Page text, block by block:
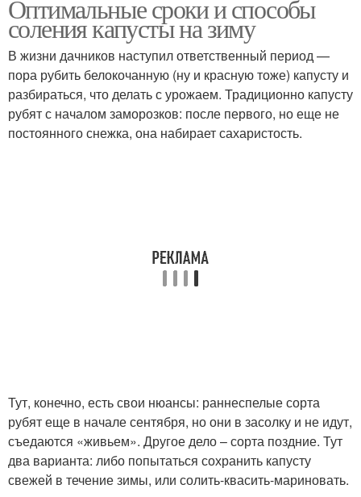
Капусты с сахаром Капусты без соли
Капуста без соли
Оптимальные сроки и способы
соления капусты на зиму
В жизни дачников наступил ответственный период —
пора рубить белокочанную (ну и красную тоже) капусту и
разбираться, что делать с урожаем. Традиционно капусту
рубят с началом заморозков: после первого, но еще не
постоянного снежка, она набирает сахаристость.
Тут, конечно, есть свои нюансы: раннеспелые сорта
рубят еще в начале сентября, но они в засолку и не идут,
съедаются «живьем». Другое дело – сорта поздние. Тут
два варианта: либо попытаться сохранить капусту
свежей в течение зимы, или солить-квасить-мариновать.